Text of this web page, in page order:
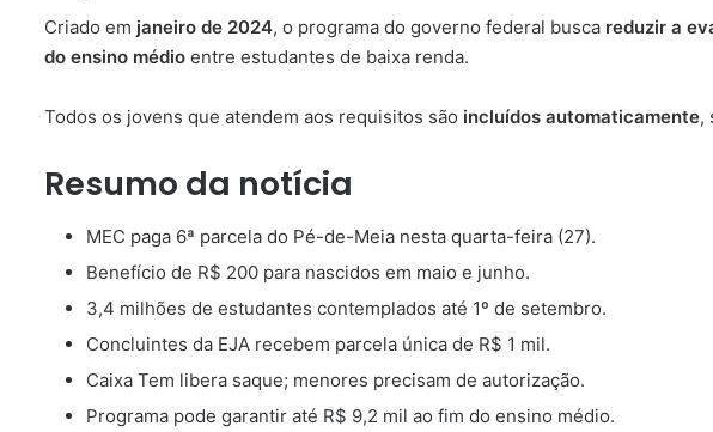
Criado em janeiro de 2024, o programa do governo federal busca reduzir a
do ensino médio entre estudantes de baixa renda.
Todos os jovens que atendem aos requisitos são incluídos automaticamente,
Resumo da notícia
MEC paga 6ª parcela do Pé-de-Meia nesta quarta-feira (27).
Benefício de R$ 200 para nascidos em maio e junho.
3,4 milhões de estudantes contemplados até 1º de setembro.
Concluintes da EJA recebem parcela única de R$ 1 mil.
Caixa Tem libera saque; menores precisam de autorização.
Programa pode garantir até R$ 9,2 mil ao fim do ensino médio.